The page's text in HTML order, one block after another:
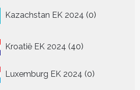
Kazachstan EK 2024 0
producten
Kroatië EK 2024 4040
Luxemburg EK 2024 00